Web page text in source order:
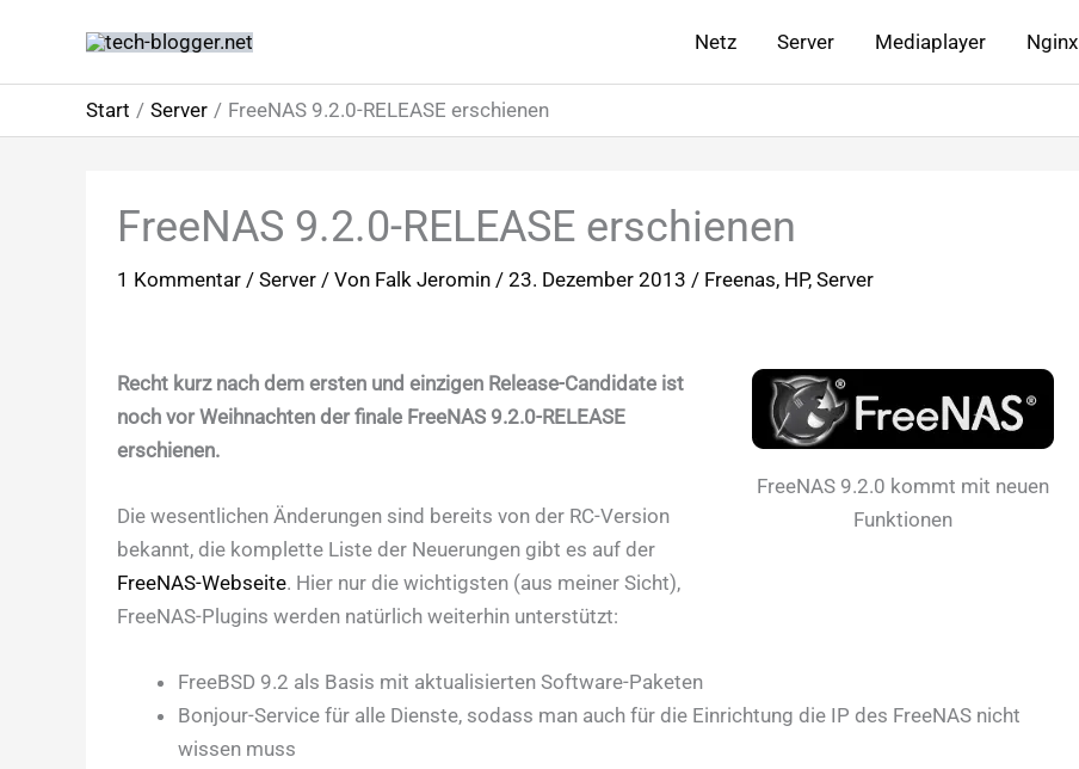
springen
Netz Server Mediaplayer Nginx
Start Server FreeNAS 9.2.0-RELEASE erschienen
FreeNAS 9.2.0-RELEASE erschienen
1 Kommentar / Server/ Von Falk Jeromin / 23. Dezember 2013 / Freenas, HP, Server
FreeNAS 9.2.0 kommt mit neuen
Funktionen
Recht kurz nach dem ersten und einzigen Release-Candidate ist
noch vor Weihnachten der finale FreeNAS 9.2.0-RELEASE
erschienen.
Die wesentlichen Änderungen sind bereits von der RC-Version
bekannt, die komplette Liste der Neuerungen gibt es auf der
FreeNAS-Webseite. Hier nur die wichtigsten (aus meiner Sicht),
FreeNAS-Plugins werden natürlich weiterhin unterstützt:
FreeBSD 9.2 als Basis mit aktualisierten Software-Paketen
Bonjour-Service für alle Dienste, sodass man auch für die Einrichtung die IP des FreeNAS nicht
wissen muss